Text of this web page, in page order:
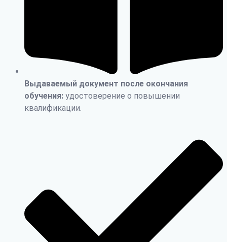
Выдаваемый документ после окончания
обучения: удостоверение о повышении
квалификации.